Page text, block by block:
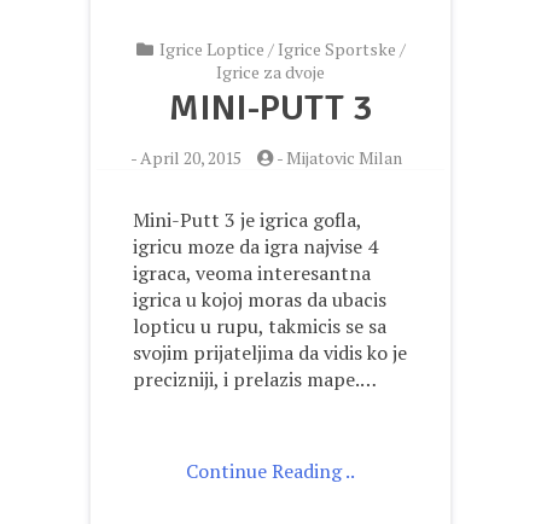
Igrice Loptice / Igrice Sportske /
Igrice za dvoje
MINI-PUTT 3
-April 20, 2015 - Mijatovic Milan
Mini-Putt 3 je igrica gofla,
igricu moze da igra najvise 4
igraca, veoma interesantna
igrica u kojoj moras da ubacis
lopticu u rupu, takmicis se sa
svojim prijateljima da vidis ko je
precizniji, i prelazis mape.…
Continue Reading ..